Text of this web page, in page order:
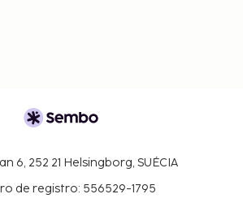
6, 252 21 Helsingborg, SUÉCIA
de registro: 556529-1795